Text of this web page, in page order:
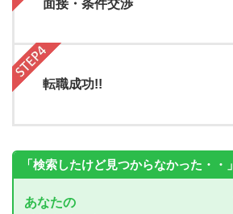
面接・条件交渉
転職成功!!
「検索したけど見つからなかった・・」
あなたの